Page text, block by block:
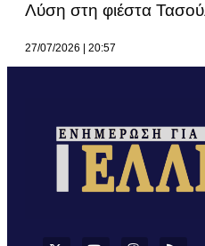
Λύση στη φιέστα
27/07/2026 20:57